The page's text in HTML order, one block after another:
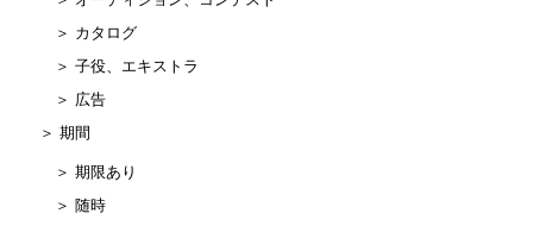
＞ カタログ
＞ 子役、エキストラ
＞ 広告
＞ 期間
＞ 期限あり
＞ 随時